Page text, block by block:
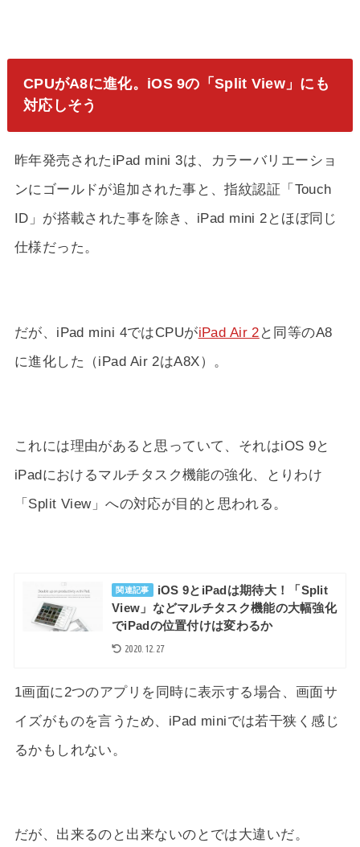
CPUがA8に進化。iOS 9の「Split View」にも
対応しそう
昨年発売されたiPad mini 3は、カラーバリエーショ
ンにゴールドが追加された事と、指紋認証「Touch
ID」が搭載された事を除き、iPad mini 2とほぼ同じ
仕様だった。
だが、iPad mini 4ではCPUがiPad Air 2 と同等のA8
に進化した（iPad Air 2はA8X）。
これには理由があると思っていて、それはiOS 9と
iPadにおけるマルチタスク機能の強化、とりわけ
「Split View」への対応が目的と思われる。
関連記事
iOS 9とiPadは期待大！「Split
View」などマルチタスク機能の大幅強化
でiPadの位置付けは変わるか
2020.12.27
1画面に2つのアプリを同時に表示する場合、画面サ
イズがものを言うため、iPad miniでは若干狭く感じ
るかもしれない。
だが、出来るのと出来ないのとでは大違いだ。